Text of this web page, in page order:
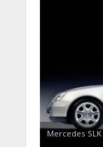
Mercedes SLK